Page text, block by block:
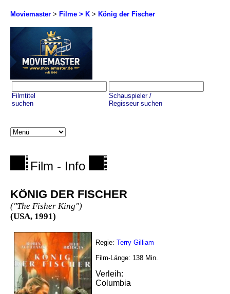
Moviemaster > Filme > K > König der Fischer
Filmtitel
suchen
Schauspieler /
Regisseur suchen
Film - Info
KÖNIG DER FISCHER
("The Fisher King")
(USA, 1991)
Regie: Terry Gilliam
Film-Länge: 138 Min.
Verleih:
Columbia